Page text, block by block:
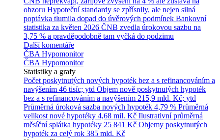
obzoru Hypoteční standardy se zpřísnily, ale nejen silná
poptávka tlumila dopad do úvěrových podmínek Bankovní
statistika za květen 2026 ČNB zvedla úrokovou sazbu na
3,75 % a pravděpodobně tam vyčká do podzimu
Další komentáře
ČBA Hypomonitor
ČBA Hypomonitor
Statistiky a grafy
Počet poskytnutých nových hypoték bez a s refinancováním a
navýšením 46 tisíc; ytd Objem nově poskytnutých hypoték
bez a s refinancováním a navýšením 215,9 mld. Kč; ytd
Průměrná úroková sazba nových hypoték 4,79 % Průměrná
velikost nové hypotéky 4,68 mil. Kč Ilustrativní průměrná
měsíční splátka hypotéky 25 841 Kč Objemy poskytnutých
hypoték za celý rok 385 mld. Kč